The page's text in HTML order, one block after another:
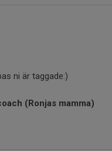
ni är taggade:)
(Ronjas mamma)